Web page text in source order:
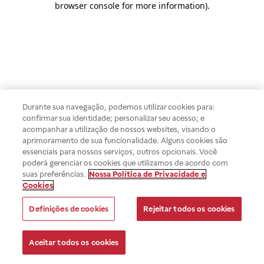
browser console for more information).
Durante sua navegação, podemos utilizar cookies para:
confirmar sua identidade; personalizar seu acesso; e
acompanhar a utilização de nossos websites, visando o
aprimoramento de sua funcionalidade. Alguns cookies são
essenciais para nossos serviços, outros opcionais. Você
poderá gerenciar os cookies que utilizamos de acordo com
suas preferências. Nossa Política de Privacidade e
Cookies
Definições de cookies Rejeitar todos os cookies
Aceitar todos os cookies